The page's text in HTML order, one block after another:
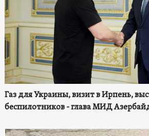
Газ для Украины, визит в Ирпень,
беспилотников - глава МИД